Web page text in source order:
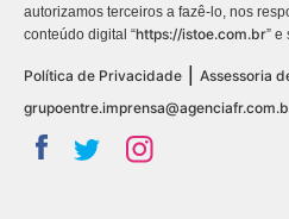
autorizamos terceiros a fazê-lo, nos
conteúdo digital “https://istoe.com.br” e
Política de Privacidade
Assessoria